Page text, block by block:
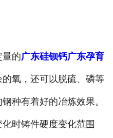
的广东硅钡钙广东孕育
氧，还可以脱硫、磷等
种有着好的冶炼效果。
时铸件硬度变化范围